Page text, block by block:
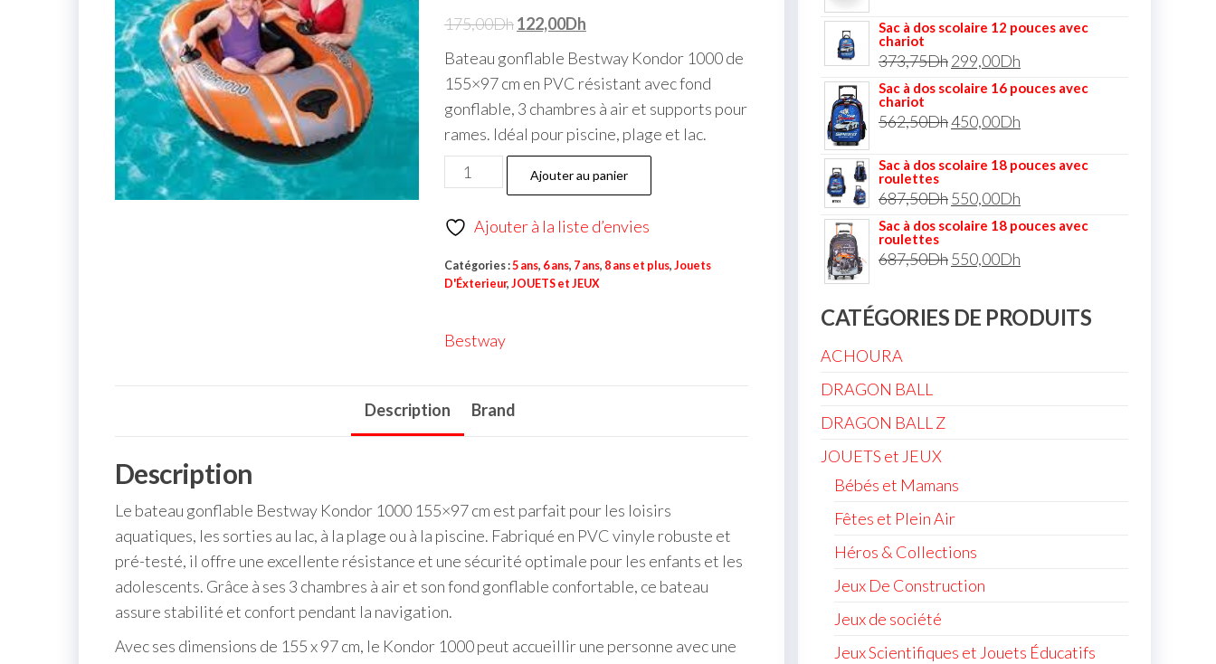
175,00Dh122,00Dh
Bateau gonflable Bestway Kondor 1000 de
155×97 cm en PVC résistant avec fond
gonflable, 3 chambres à air et supports pour
rames. Idéal pour piscine, plage et lac.
Ajouter au panier
Ajouter à la liste d’envies
Catégories :5 ans, 6 ans, 7 ans, 8 ans et plus, Jouets
D'Éxterieur, JOUETS et JEUX
Bestway
Description Brand
Description
Le bateau gonflable Bestway Kondor 1000 155×97 cm est parfait pour les loisirs
aquatiques, les sorties au lac, à la plage ou à la piscine. Fabriqué en PVC vinyle robuste et
pré-testé, il offre une excellente résistance et une sécurité optimale pour les enfants et les
adolescents. Grâce à ses 3 chambres à air et son fond gonflable confortable, ce bateau
assure stabilité et confort pendant la navigation.
Avec ses dimensions de 155 x 97 cm, le Kondor 1000 peut accueillir une personne avec une
Sac à dos scolaire 12 pouces avec
chariot
373,75Dh299,00Dh
Sac à dos scolaire 16 pouces avec
chariot
562,50Dh450,00Dh
Sac à dos scolaire 18 pouces avec
roulettes
687,50Dh550,00Dh
Sac à dos scolaire 18 pouces avec
roulettes
687,50Dh550,00Dh
CATÉGORIES DE PRODUITS
ACHOURA
DRAGON BALL
DRAGON BALL Z
JOUETS et JEUX
Bébés et Mamans
Fêtes et Plein Air
Héros & Collections
Jeux De Construction
Jeux de société
Jeux Scientifiques et Jouets Éducatifs